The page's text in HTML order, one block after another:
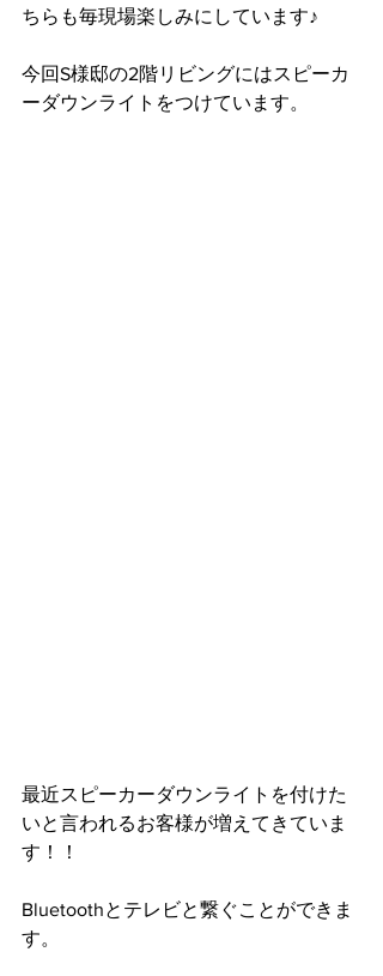
ちらも毎現場楽しみにしています♪
今回S様邸の2階リビングにはスピーカ
ーダウンライトをつけています。
最近スピーカーダウンライトを付けた
いと言われるお客様が増えてきていま
す！！
Bluetoothとテレビと繋ぐことができま
す。